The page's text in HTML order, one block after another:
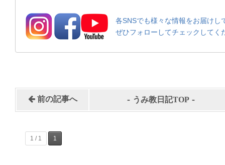
各SNSでも様々な情報をお届けし
ぜひフォローしてチェックしてく
前の記事へ - うみ教日記TOP -
1 / 1 1